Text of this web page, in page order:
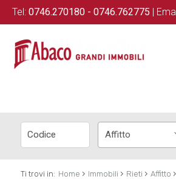
Tel: 0746.270180 - 0746.762775 |
Affitto
Ti trovi in: Home › Immobili › Rieti › Affitto ›